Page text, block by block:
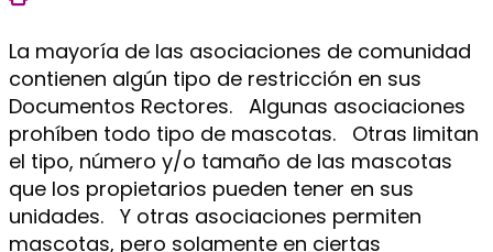
La mayoría de las asociaciones de comunidad
contienen algún tipo de restricción en sus
Documentos Rectores. Algunas asociaciones
prohíben todo tipo de mascotas. Otras limitan
el tipo, número y/o tamaño de las mascotas
que los propietarios pueden tener en sus
unidades. Y otras asociaciones permiten
mascotas, pero solamente en ciertas